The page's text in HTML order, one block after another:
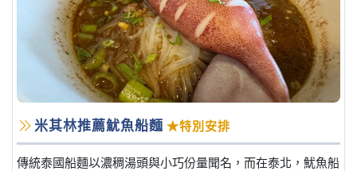
米其林推薦魷魚船麵 ★特別安排
傳統泰國船麵以濃稠湯頭與小巧份量聞名，而在泰北，魷魚船